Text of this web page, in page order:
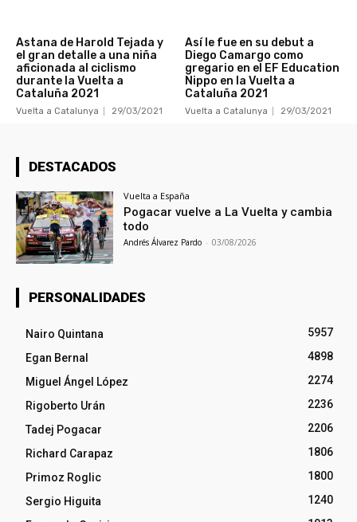
Astana de Harold Tejada y
el gran detalle a una niña
aficionada al ciclismo
durante la Vuelta a
Cataluña 2021
Vuelta a Catalunya 29/03/2021
Así le fue en su debut a
Diego Camargo como
gregario en el EF Education
Nippo en la Vuelta a
Cataluña 2021
Vuelta a Catalunya 29/03/2021
DESTACADOS
Vuelta a España
Pogacar vuelve a La Vuelta y cambia
todo
Andrés Álvarez Pardo - 03/08/2026
PERSONALIDADES
Nairo Quintana
5957
Egan Bernal
4898
Miguel Ángel López
2274
Rigoberto Urán
2236
Tadej Pogacar
2206
Richard Carapaz
1806
Primoz Roglic
1800
Sergio Higuita
1240